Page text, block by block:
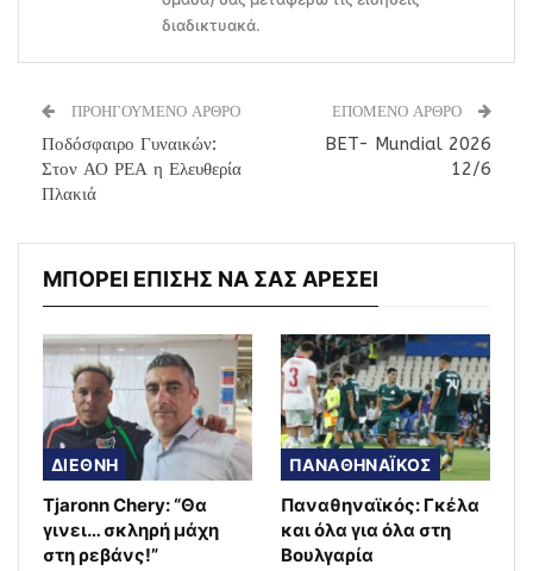
διαδικτυακά.
ΠΡΟΗΓΟΥΜΕΝΟ ΑΡΘΡΟ
Ποδόσφαιρο Γυναικών:
Στον ΑΟ ΡΕΑ η Ελευθερία
Πλακιά
ΕΠΟΜΕΝΟ ΑΡΘΡΟ
BET- Mundial 2026
12/6
ΜΠΟΡΕΙ ΕΠΙΣΗΣ ΝΑ ΣΑΣ ΑΡΕΣΕΙ
ΔΙΕΘΝΗ
Tjaronn Chery: “Θα
γινει… σκληρή μάχη
στη ρεβάνς!”
ΠΑΝΑΘΗΝΑΪΚΟΣ
Παναθηναϊκός: Γκέλα
και όλα για όλα στη
Βουλγαρία